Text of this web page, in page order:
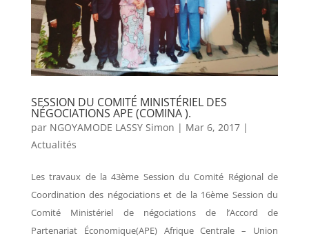
SESSION DU COMITÉ MINISTÉRIEL DES
NÉGOCIATIONS APE (COMINA ).
par NGOYAMODE LASSY Simon | Mar 6, 2017|
Actualités
Les travaux de la 43ème Session du Comité Régional de
Coordination des négociations et de la 16ème Session du
Comité Ministériel de négociations de l’Accord de
Partenariat Économique(APE) Afrique Centrale – Union